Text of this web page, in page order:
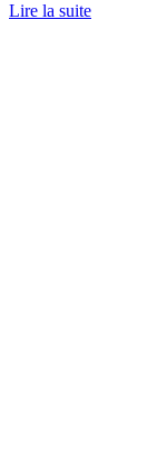
Lire la suite